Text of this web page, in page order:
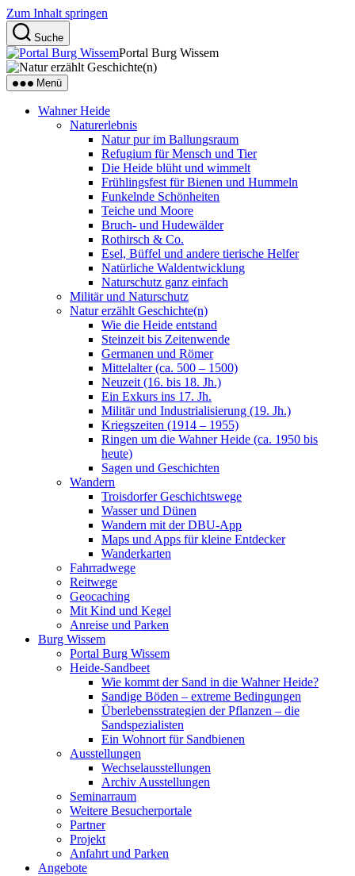
Zum Inhalt springen
Suche
Portal Burg Wissem
Menü
Wahner Heide
Naturerlebnis
Natur pur im Ballungsraum
Refugium für Mensch und Tier
Die Heide blüht und wimmelt
Frühlingsfest für Bienen und Hummeln
Funkelnde Schönheiten
Teiche und Moore
Bruch- und Hudewälder
Rothirsch & Co.
Esel, Büffel und andere tierische Helfer
Natürliche Waldentwicklung
Naturschutz ganz einfach
Militär und Naturschutz
Natur erzählt Geschichte(n)
Wie die Heide entstand
Steinzeit bis Zeitenwende
Germanen und Römer
Mittelalter (ca. 500 – 1500)
Neuzeit (16. bis 18. Jh.)
Ein Exkurs ins 17. Jh.
Militär und Industrialisierung (19. Jh.)
Kriegszeiten (1914 – 1955)
Ringen um die Wahner Heide (ca. 1950 bis
heute)
Sagen und Geschichten
Wandern
Troisdorfer Geschichtswege
Wasser und Dünen
Wandern mit der DBU-App
Maps und Apps für kleine Entdecker
Wanderkarten
Fahrradwege
Reitwege
Geocaching
Mit Kind und Kegel
Anreise und Parken
Burg Wissem
Portal Burg Wissem
Heide-Sandbeet
Wie kommt der Sand in die Wahner Heide?
Sandige Böden – extreme Bedingungen
Überlebensstrategien der Pflanzen – die
Sandspezialisten
Ein Wohnort für Sandbienen
Ausstellungen
Wechselausstellungen
Archiv Ausstellungen
Seminarraum
Weitere Besucherportale
Partner
Projekt
Anfahrt und Parken
Angebote